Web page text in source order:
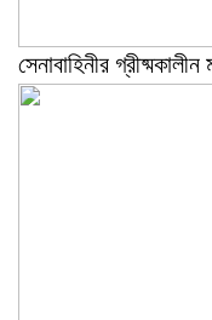
সেনাবাহিনীর